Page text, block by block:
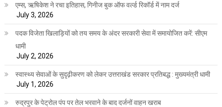
एम्स, ऋषिकेश ने रचा इतिहास, गिनीज बुक ऑफ वर्ल्ड रिकॉर्ड में नाम दर्ज
July 3, 2026
पदक विजेता खिलाड़ियों को तय समय के अंदर सरकारी सेवा में समायोजित करें: सीएम
धामी
July 2, 2026
स्वास्थ्य सेवाओं के सुदृढ़ीकरण को लेकर उत्तराखंड सरकार प्रतिबद्ध : मुख्यमंत्री धामी
July 1, 2026
रुद्रपुर के पेट्रोल पंप पर तेल भरवाने के बाद दर्जनों वाहन खराब